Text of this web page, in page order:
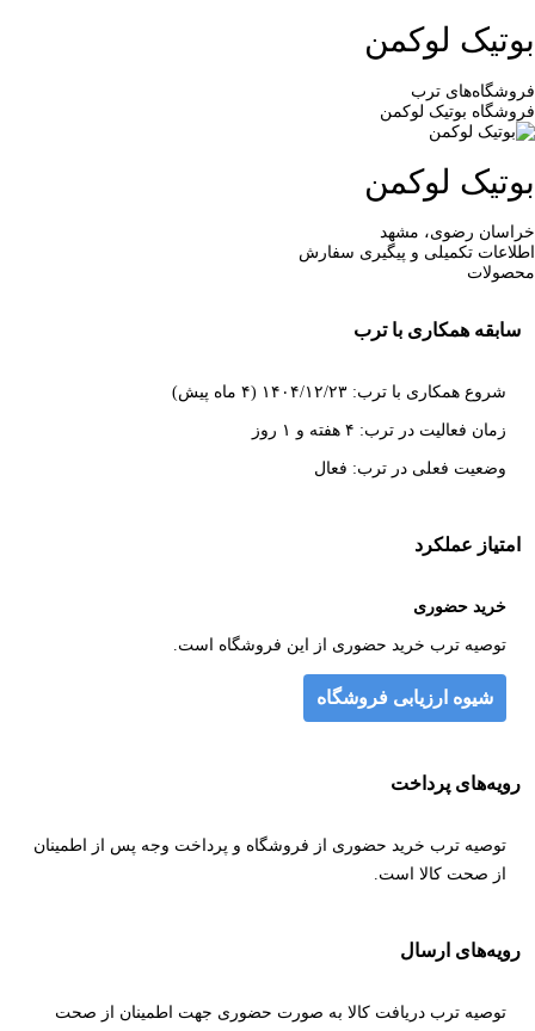
بوتیک لوکمن
فروشگاه‌های ترب
فروشگاه بوتیک لوکمن
بوتیک لوکمن
خراسان رضوی، مشهد
اطلاعات تکمیلی و پیگیری سفارش
محصولات
سابقه همکاری با ترب
شروع همکاری با ترب: ۱۴۰۴/۱۲/۲۳ (۴ ماه پیش)
زمان فعالیت در ترب: ۴ هفته و ۱ روز
وضعیت فعلی در ترب: فعال
امتیاز عملکرد
خرید حضوری
توصیه ترب خرید حضوری از این فروشگاه است.
شیوه ارزیابی فروشگاه
رویه‌های پرداخت
توصیه ترب خرید حضوری از فروشگاه و پرداخت وجه پس از اطمینان
از صحت کالا است.
رویه‌های ارسال
توصیه ترب دریافت کالا به صورت حضوری جهت اطمینان از صحت